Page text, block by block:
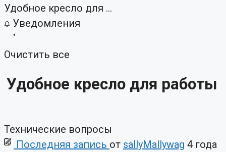
Удобное кресло для ...
Уведомления
Очистить все
Удобное кресло для работы
Технические вопросы
Последняя запись от sallyMallywag 4 года